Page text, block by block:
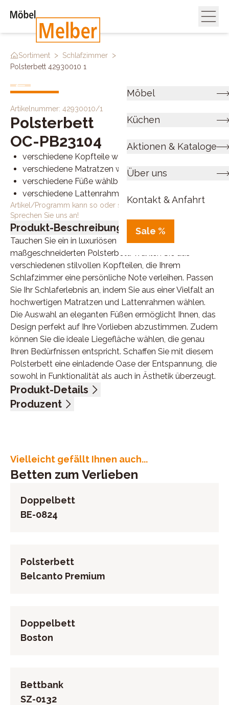
Möbel
Küchen
Aktionen & Kataloge
Über uns
Kontakt & Anfahrt
Sale %
Sortiment > Schlafzimmer >
Polsterbett 42930010 1
Artikelnummer: 42930010/1
Polsterbett
OC-PB23104
verschiedene Kopfteile wählbar
verschiedene Matratzen wählbar
verschiedene Füße wählbar
verschiedene Lattenrahmen wählbar
Artikel/Programm kann so oder so ähnlich bestellt werden.
Sprechen Sie uns an!
Produkt-Beschreibung
Tauchen Sie ein in luxuriösen Komfort mit unserem
maßgeschneiderten Polsterbett. Wählen Sie aus
verschiedenen stilvollen Kopfteilen, die Ihrem
Schlafzimmer eine persönliche Note verleihen. Passen
Sie Ihr Schlaferlebnis an, indem Sie aus einer Vielfalt an
hochwertigen Matratzen und Lattenrahmen wählen.
Die Auswahl an eleganten Füßen ermöglicht Ihnen, das
Design perfekt auf Ihre Vorlieben abzustimmen. Zudem
können Sie die ideale Liegefläche wählen, die genau
Ihren Bedürfnissen entspricht. Schaffen Sie mit diesem
Polsterbett eine einladende Oase der Entspannung, die
sowohl in Funktionalität als auch in Ästhetik überzeugt.
Produkt-Details
Velours, Nutzschicht 95 % Polyester, 5 % Nylon,
H2/H3, Liegefläche ca. 180x200 cm, BHT ca.
198/100/221 cm
Produzent
E-Mail-Adresse: info@oschmann-betten.de
UID (Umsatzsteuer-Identifikationsnummer): DE
815873861
Vielleicht gefällt Ihnen auch...
Betten zum Verlieben
Doppelbett
BE-0824
Polsterbett
Belcanto Premium
Doppelbett
Boston
Bettbank
SZ-0132